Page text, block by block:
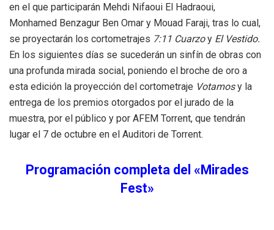
en el que participarán Mehdi Nifaoui El Hadraoui,
Monhamed Benzagur Ben Omar y Mouad Faraji, tras lo cual,
se proyectarán los cortometrajes 7:11 Cuarzoy El Vestido.
En los siguientes días se sucederán un sinfín de obras con
una profunda mirada social, poniendo el broche de oro a
esta edición la proyección del cortometraje Votamosy la
entrega de los premios otorgados por el jurado de la
muestra, por el público y por AFEM Torrent, que tendrán
lugar el 7 de octubre en el Auditori de Torrent.
Programación completa del «Mirades
Fest»